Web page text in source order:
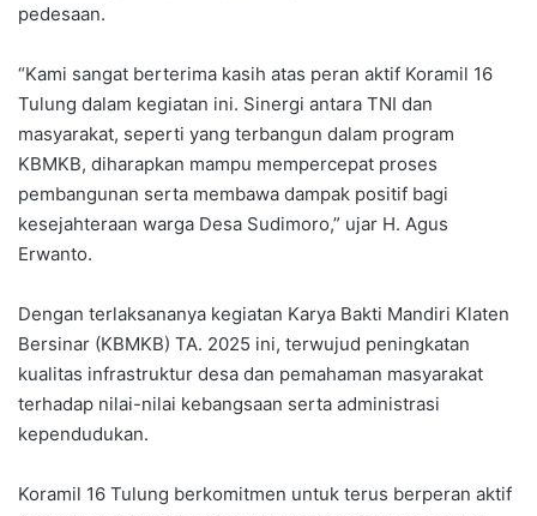
pedesaan.
“Kami sangat berterima kasih atas peran aktif Koramil 16
Tulung dalam kegiatan ini. Sinergi antara TNI dan
masyarakat, seperti yang terbangun dalam program
KBMKB, diharapkan mampu mempercepat proses
pembangunan serta membawa dampak positif bagi
kesejahteraan warga Desa Sudimoro,” ujar H. Agus
Erwanto.
Dengan terlaksananya kegiatan Karya Bakti Mandiri Klaten
Bersinar (KBMKB) TA. 2025 ini, terwujud peningkatan
kualitas infrastruktur desa dan pemahaman masyarakat
terhadap nilai-nilai kebangsaan serta administrasi
kependudukan.
Koramil 16 Tulung berkomitmen untuk terus berperan aktif